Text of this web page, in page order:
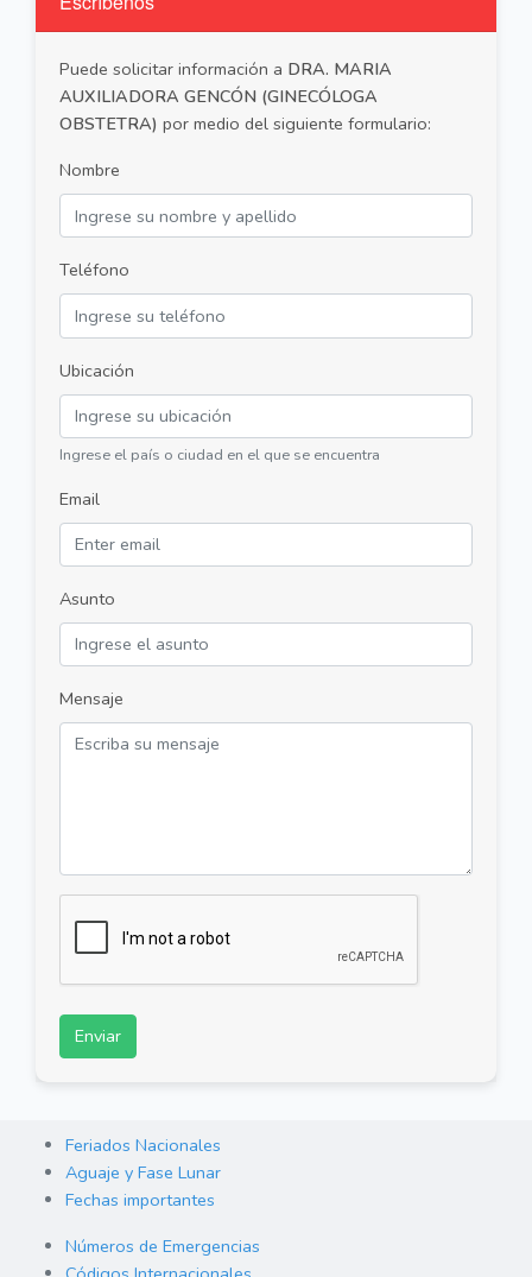
Puede solicitar información a DRA. MARIA
AUXILIADORA GENCÓN (GINECÓLOGA
OBSTETRA) por medio del siguiente formulario:
Nombre
Teléfono
Ubicación
Ingrese el país o ciudad en el que se encuentra
Email
Asunto
Mensaje
Enviar
Feriados Nacionales
Aguaje y Fase Lunar
Fechas importantes
Números de Emergencias